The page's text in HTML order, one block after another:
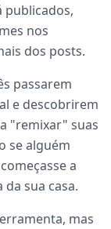
publicados,
nos
dos posts.
passarem
e descobrirem
"remixar" suas
se alguém
a
sua casa.
mas